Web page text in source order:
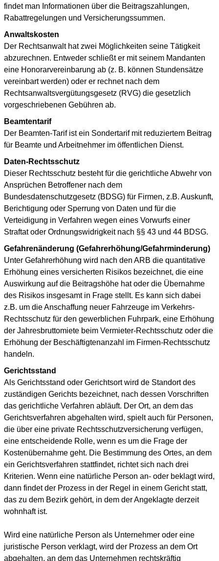
findet man Informationen über die Beitragszahlungen,
Rabattregelungen und Versicherungssummen.
Anwaltskosten
Der Rechtsanwalt hat zwei Möglichkeiten seine Tätigkeit
abzurechnen. Entweder schließt er mit seinem Mandanten
eine Honorarvereinbarung ab (z. B. können Stundensätze
vereinbart werden) oder er rechnet nach dem
Rechtsanwaltsvergütungsgesetz (RVG) die gesetzlich
vorgeschriebenen Gebühren ab.
Beamtentarif
Der Beamten-Tarif ist ein Sondertarif mit reduziertem Beitrag
für Beamte und Arbeitnehmer im öffentlichen Dienst.
Daten-Rechtsschutz
Dieser Rechtsschutz besteht für die gerichtliche Abwehr von
Ansprüchen Betroffener nach dem
Bundesdatenschutzgesetz (BDSG) für Firmen, z.B. Auskunft,
Berichtigung oder Sperrung von Daten und für die
Verteidigung in Verfahren wegen eines Vorwurfs einer
Straftat oder Ordnungswidrigkeit nach §§ 43 und 44 BDSG.
Gefahrenänderung (Gefahrerhöhung/Gefahrminderung)
Unter Gefahrerhöhung wird nach den ARB die quantitative
Erhöhung eines versicherten Risikos bezeichnet, die eine
Auswirkung auf die Beitragshöhe hat oder die Übernahme
des Risikos insgesamt in Frage stellt. Es kann sich dabei
z.B. um die Anschaffung neuer Fahrzeuge im Verkehrs-
Rechtsschutz für den gewerblichen Fuhrpark, eine Erhöhung
der Jahresbruttomiete beim Vermieter-Rechtsschutz oder die
Erhöhung der Beschäftigtenanzahl im Firmen-Rechtsschutz
handeln.
Gerichtsstand
Als Gerichtsstand oder Gerichtsort wird de Standort des
zuständigen Gerichts bezeichnet, nach dessen Vorschriften
das gerichtliche Verfahren abläuft. Der Ort, an dem das
Gerichtsverfahren abgehalten wird, spielt auch für Personen,
die über eine private Rechtsschutzversicherung verfügen,
eine entscheidende Rolle, wenn es um die Frage der
Kostenübernahme geht. Die Bestimmung des Ortes, an dem
ein Gerichtsverfahren stattfindet, richtet sich nach drei
Kriterien. Wenn eine natürliche Person an- oder beklagt wird,
dann findet der Prozess in der Regel in einem Gericht statt,
das zu dem Bezirk gehört, in dem der Angeklagte derzeit
wohnhaft ist.
Wird eine natürliche Person als Unternehmer oder eine
juristische Person verklagt, wird der Prozess an dem Ort
abgehalten, an dem das Unternehmen rechtskräftig